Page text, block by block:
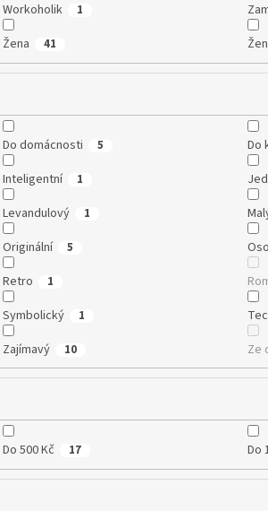
Workoholik 1
Žena 41
Do domácnosti 5 Do
Inteligentní 1
Levandulový 1
Originální 5
Retro 1
Symbolický 1
Zajímavý 10 Ze
Do 500 Kč 17 Do